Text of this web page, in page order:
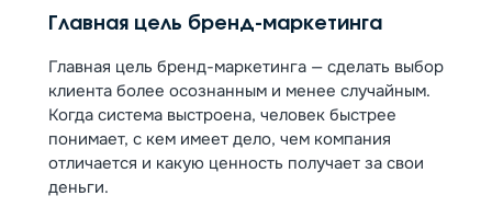
Главная цель бренд-маркетинга
Главная цель бренд-маркетинга — сделать выбор
клиента более осознанным и менее случайным.
Когда система выстроена, человек быстрее
понимает, с кем имеет дело, чем компания
отличается и какую ценность получает за свои
деньги.